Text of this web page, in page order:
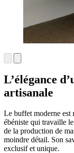
L’élégance
artisanale
Le buffet moderne est
ébéniste qui travaille
de la production de
moindre détail. Son
exclusif et unique.